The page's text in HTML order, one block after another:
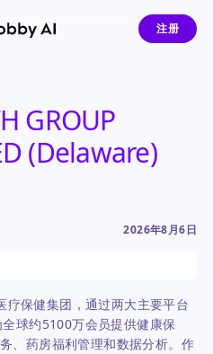
注册
GROUP
(Delaware)
2026年8月6日
疗保健集团，通过两大主要平台
球约5100万会员提供健康保
、药房福利管理和数据分析。作